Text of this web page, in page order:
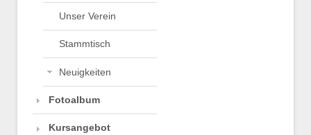
Unser Verein
Stammtisch
Neuigkeiten
Fotoalbum
Kursangebot